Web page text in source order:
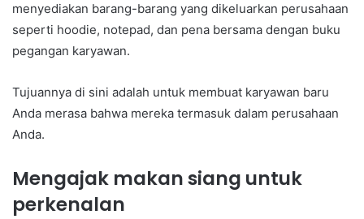
menyediakan barang-barang yang dikeluarkan perusahaan
seperti hoodie, notepad, dan pena bersama dengan buku
pegangan karyawan.
Tujuannya di sini adalah untuk membuat karyawan baru
Anda merasa bahwa mereka termasuk dalam perusahaan
Anda.
Mengajak makan siang untuk
perkenalan